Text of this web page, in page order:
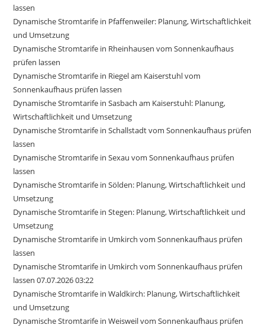
lassen
Dynamische Stromtarife in Pfaffenweiler: Planung, Wirtschaftlichkeit
und Umsetzung
Dynamische Stromtarife in Rheinhausen vom Sonnenkaufhaus
prüfen lassen
Dynamische Stromtarife in Riegel am Kaiserstuhl vom
Sonnenkaufhaus prüfen lassen
Dynamische Stromtarife in Sasbach am Kaiserstuhl: Planung,
Wirtschaftlichkeit und Umsetzung
Dynamische Stromtarife in Schallstadt vom Sonnenkaufhaus prüfen
lassen
Dynamische Stromtarife in Sexau vom Sonnenkaufhaus prüfen
lassen
Dynamische Stromtarife in Sölden: Planung, Wirtschaftlichkeit und
Umsetzung
Dynamische Stromtarife in Stegen: Planung, Wirtschaftlichkeit und
Umsetzung
Dynamische Stromtarife in Umkirch vom Sonnenkaufhaus prüfen
lassen
Dynamische Stromtarife in Umkirch vom Sonnenkaufhaus prüfen
lassen 07.07.2026 03:22
Dynamische Stromtarife in Waldkirch: Planung, Wirtschaftlichkeit
und Umsetzung
Dynamische Stromtarife in Weisweil vom Sonnenkaufhaus prüfen